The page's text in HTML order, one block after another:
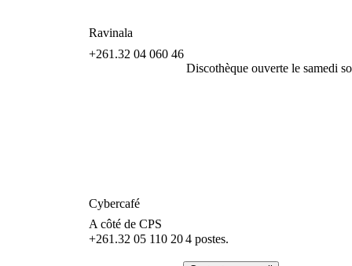
Ravinala
+261.32 04 060 46
Discothèque ouverte le samedi
Cybercafé
A côté de CPS
+261.32 05 110 204 postes.